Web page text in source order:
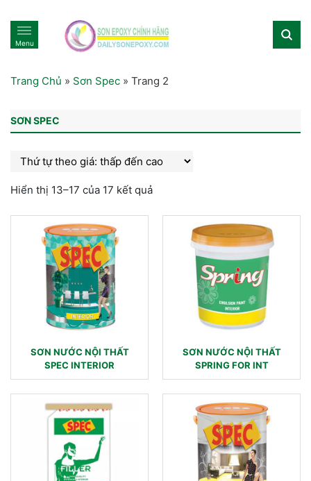
Menu
Trang Chủ » Sơn Spec » Trang 2
SƠN SPEC
Hiển thị 13–17 của 17 kết quả
SƠN NƯỚC NỘI THẤT
SPEC INTERIOR
SƠN NƯỚC NỘI THẤT
SPRING FOR INT